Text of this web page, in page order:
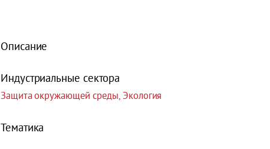
Описание
Индустриальные сектора
Защита окружающей среды, Экология
Тематика